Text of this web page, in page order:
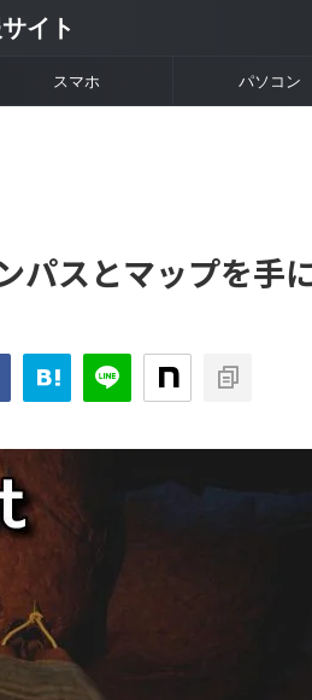
イト
スマホ パソコン
パスとマップを手